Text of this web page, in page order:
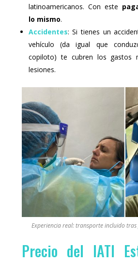
latinoamericanos. Con este
lo mismo.
Accidentes: Si tienes un
vehículo (da igual que
copiloto) te cubren los gastos
lesiones.
Experiencia real: transporte incluido tras
Precio del IATI